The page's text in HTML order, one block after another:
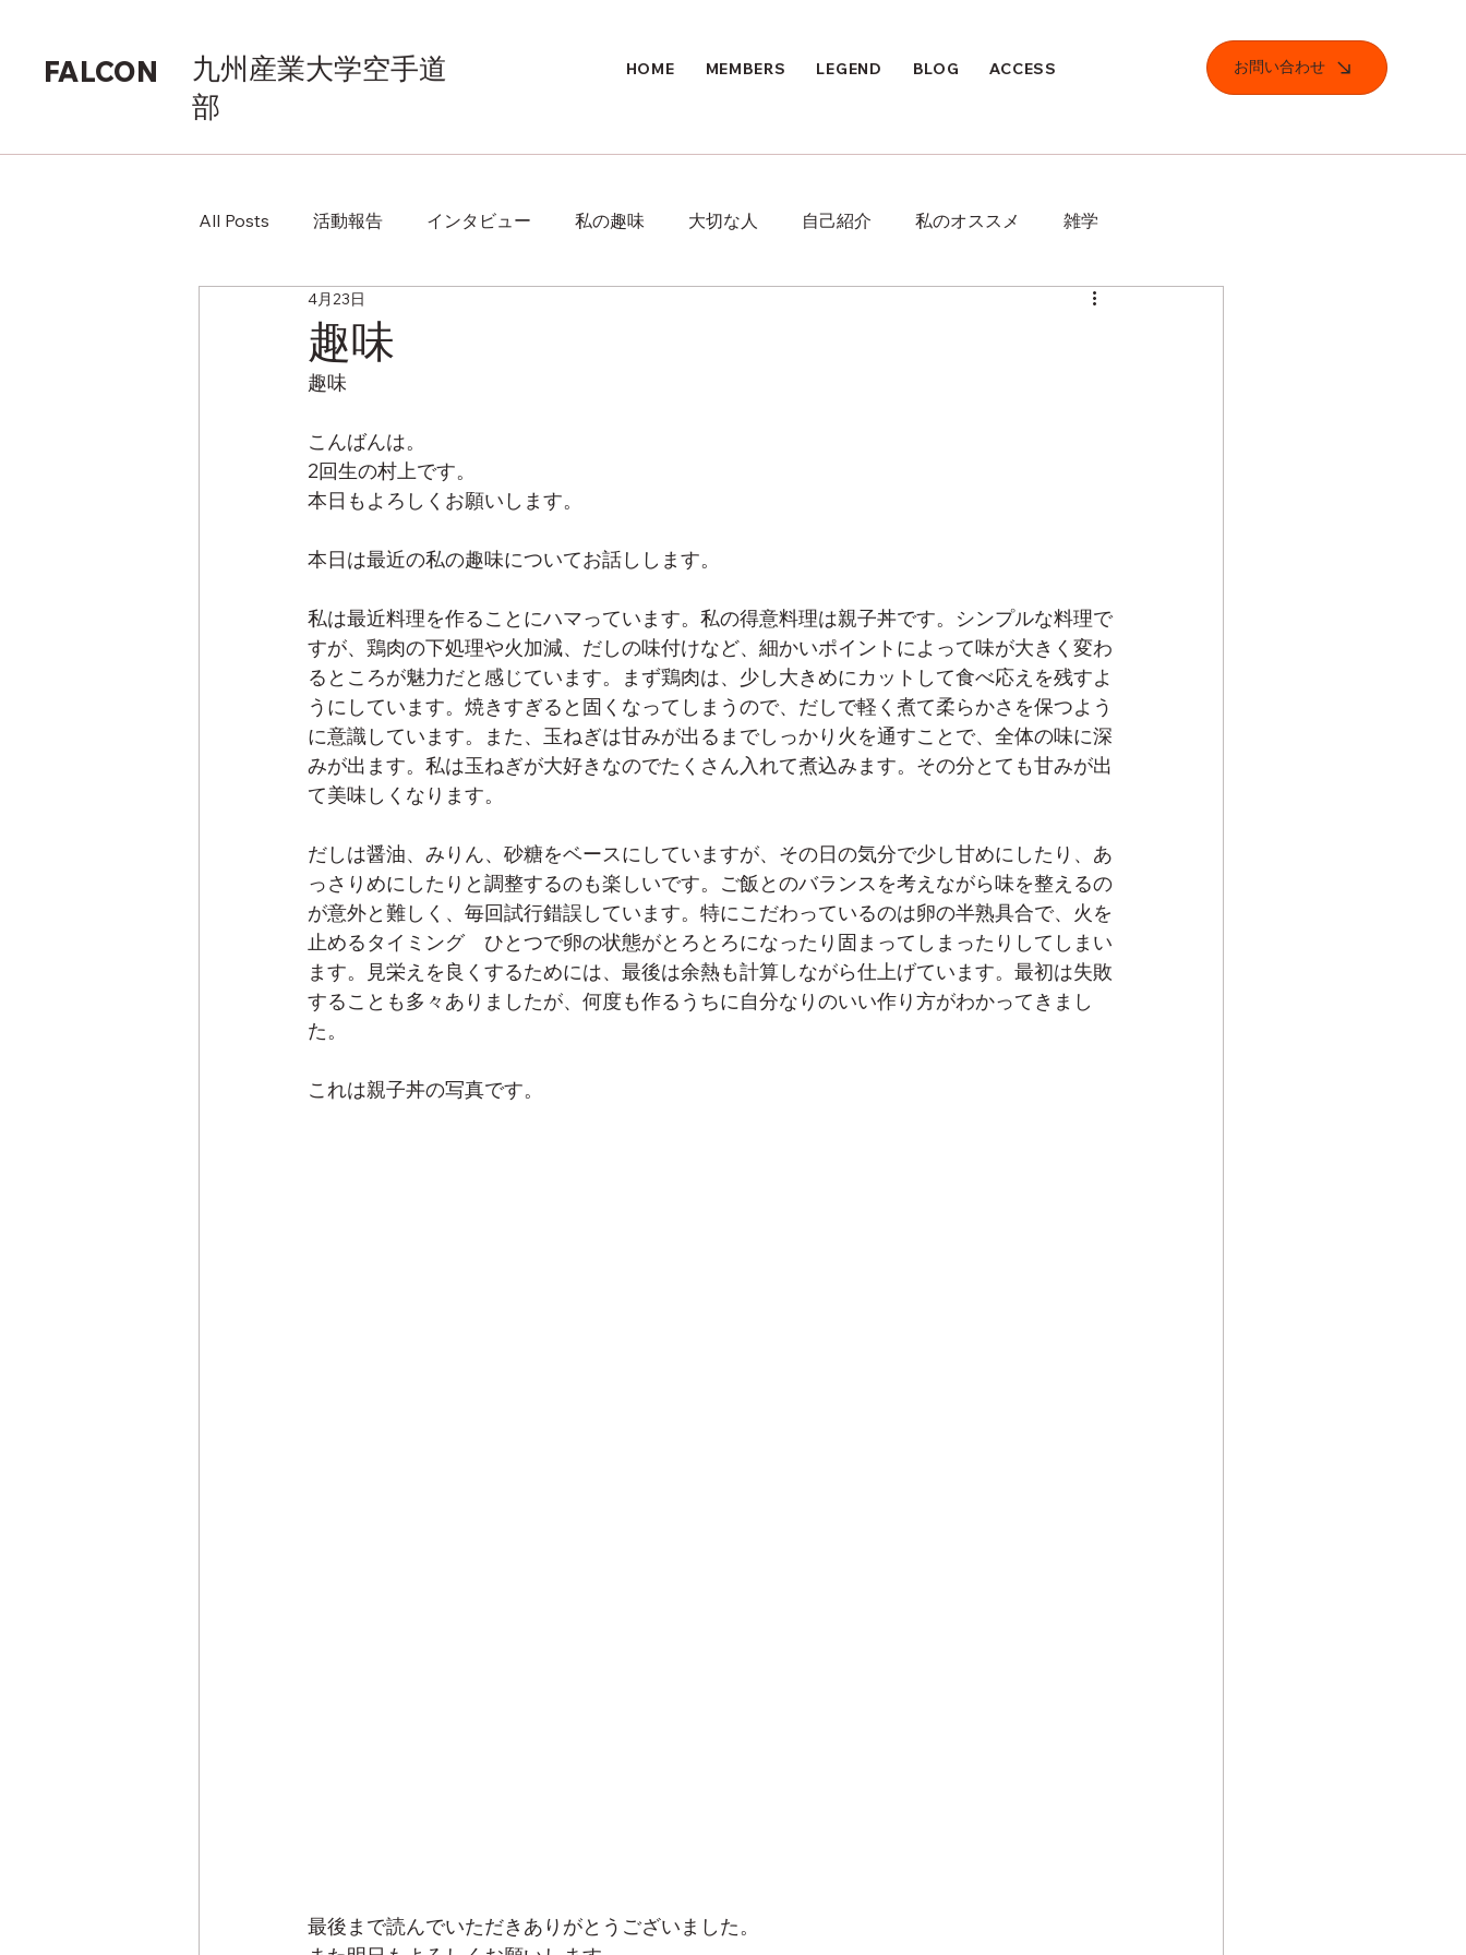
HOME MEMBERS LEGEND BLOG ACCESS お問い合わせ
FALCON
九州産業大学空手道
部
All Posts 活動報告 インタビュー 私の趣味 大切な人 自己紹介 私のオススメ 雑学
趣味
4月23日
趣味
こんばんは。
2回生の村上です。
本日もよろしくお願いします。
本日は最近の私の趣味についてお話しします。
私は最近料理を作ることにハマっています。私の得意料理は親子丼です。シンプルな料理で
すが、鶏肉の下処理や火加減、だしの味付けなど、細かいポイントによって味が大きく変わ
るところが魅力だと感じています。まず鶏肉は、少し大きめにカットして食べ応えを残すよ
うにしています。焼きすぎると固くなってしまうので、だしで軽く煮て柔らかさを保つよう
に意識しています。また、玉ねぎは甘みが出るまでしっかり火を通すことで、全体の味に深
みが出ます。私は玉ねぎが大好きなのでたくさん入れて煮込みます。その分とても甘みが出
て美味しくなります。
だしは醤油、みりん、砂糖をベースにしていますが、その日の気分で少し甘めにしたり、あ
っさりめにしたりと調整するのも楽しいです。ご飯とのバランスを考えながら味を整えるの
が意外と難しく、毎回試行錯誤しています。特にこだわっているのは卵の半熟具合で、火を
止めるタイミング　ひとつで卵の状態がとろとろになったり固まってしまったりしてしまい
ます。見栄えを良くするためには、最後は余熱も計算しながら仕上げています。最初は失敗
することも多々ありましたが、何度も作るうちに自分なりのいい作り方がわかってきまし
た。
これは親子丼の写真です。
最後まで読んでいただきありがとうございました。